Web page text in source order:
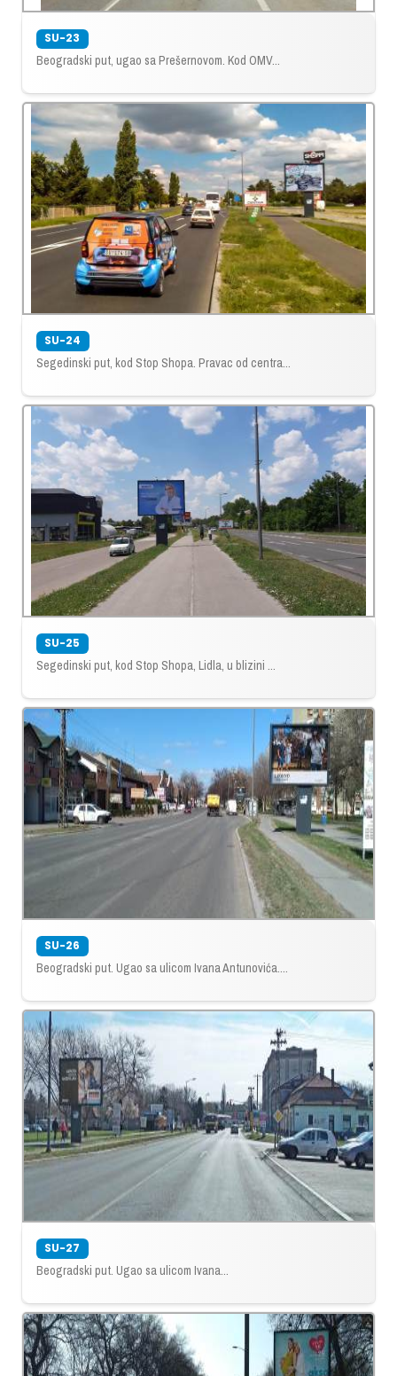
SU-23
Beogradski put, ugao sa Prešernovom. Kod OMV...
SU-24
Segedinski put, kod Stop Shopa. Pravac od centra...
SU-25
Segedinski put, kod Stop Shopa, Lidla, u blizini ...
SU-26
Beogradski put. Ugao sa ulicom Ivana Antunovića....
SU-27
Beogradski put. Ugao sa ulicom Ivana...